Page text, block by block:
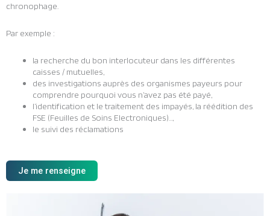
chronophage.
Par exemple :
la recherche du bon interlocuteur dans les différentes
caisses / mutuelles,
des investigations auprès des organismes payeurs pour
comprendre pourquoi vous n’avez pas été payé,
l’identification et le traitement des impayés, la réédition des
FSE (Feuilles de Soins Electroniques)…,
le suivi des réclamations
Je me renseigne